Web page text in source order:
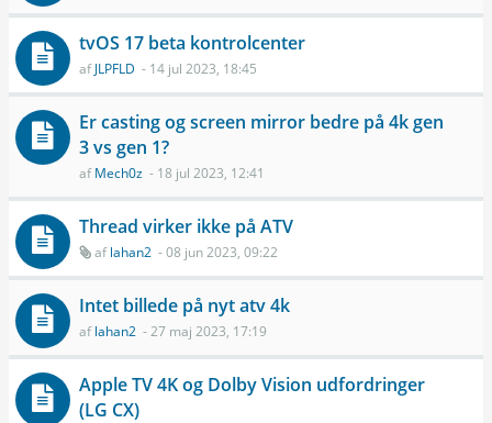
tvOS 17 beta kontrolcenter
afJLPFLD - 14 jul 2023, 18:45
Er casting og screen mirror bedre på 4k gen
3 vs gen 1?
afMech0z - 18 jul 2023, 12:41
Thread virker ikke på ATV
aflahan2 - 08 jun 2023, 09:22
Intet billede på nyt atv 4k
aflahan2 - 27 maj 2023, 17:19
Apple TV 4K og Dolby Vision udfordringer
(LG CX)